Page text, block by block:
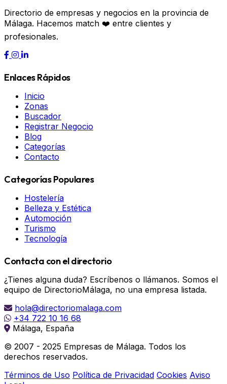
Directorio de empresas y negocios en la provincia de
Málaga. Hacemos match ❤️ entre clientes y
profesionales.
Enlaces Rápidos
Inicio
Zonas
Buscador
Registrar Negocio
Blog
Categorías
Contacto
Categorías Populares
Hostelería
Belleza y Estética
Automoción
Turismo
Tecnología
Contacta con el directorio
¿Tienes alguna duda? Escríbenos o llámanos. Somos el
equipo de DirectorioMálaga, no una empresa listada.
hola@directoriomalaga.com
+34 722 10 16 68
Málaga, España
© 2007 - 2025 Empresas de Málaga. Todos los
derechos reservados.
Términos de Uso Política de Privacidad Cookies Aviso